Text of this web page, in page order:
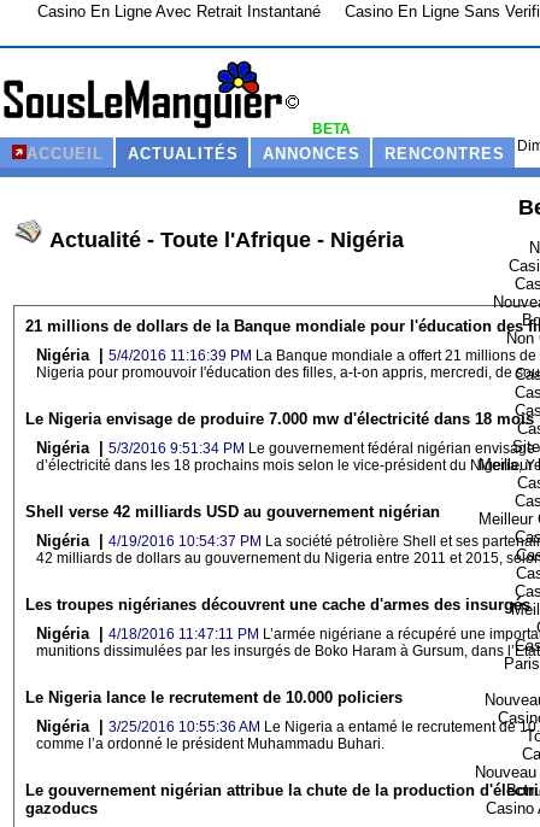
Casino En Ligne Avec Retrait Instantané Casino En Ligne Sans
BETA
ACCUEIL ACTUALITÉS ANNONCES RENCONTRES
Meilleur
Meilleur
Casino
Actualité - Toute l'Afrique - Nigéria
21 millions de dollars de la Banque mondiale pour l'éducation des
Nigéria | 5/4/2016 11:16:39 PM La Banque mondiale a offert 21 millions
Nigeria pour promouvoir l'éducation des filles, a-t-on appris, mercredi, de
Le Nigeria envisage de produire 7.000 mw d'électricité dans 18 mois
Nigéria | 5/3/2016 9:51:34 PM Le gouvernement fédéral nigérian
d’électricité dans les 18 prochains mois selon le vice-président du Nigeria,
Shell verse 42 milliards USD au gouvernement nigérian
Nigéria | 4/19/2016 10:54:37 PM La société pétrolière Shell et ses
42 milliards de dollars au gouvernement du Nigeria entre 2011 et 2015,
Les troupes nigérianes découvrent une cache d'armes des insurgés
Nigéria | 4/18/2016 11:47:11 PM L’armée nigériane a récupéré une
munitions dissimulées par les insurgés de Boko Haram à Gursum, dans
Le Nigeria lance le recrutement de 10.000 policiers
Nigéria | 3/25/2016 10:55:36 AM Le Nigeria a entamé le recrutement de
comme l’a ordonné le président Muhammadu Buhari.
Le gouvernement nigérian attribue la chute de la production
gazoducs